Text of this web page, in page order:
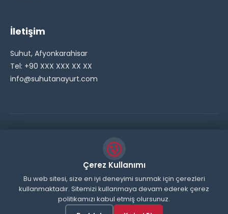
İletişim
Suhut, Afyonkarahisar
Tel: +90 XXX XXX XX XX
info@suhutanayurt.com
Çerez Kullanımı
Bu web sitesi, size en iyi deneyimi sunmak için çerezleri
kullanmaktadır. Sitemizi kullanmaya devam ederek çerez
politikamızı kabul etmiş olursunuz.
// Side Widget Resim Fix (Dosya önbelleğini aşmak için
inline ekliyoruz) function suhut_widget_image_fix() {
echo ''; } add_action('wp_head',
'suhut_widget_image_fix'); // JavaScript ile sticky